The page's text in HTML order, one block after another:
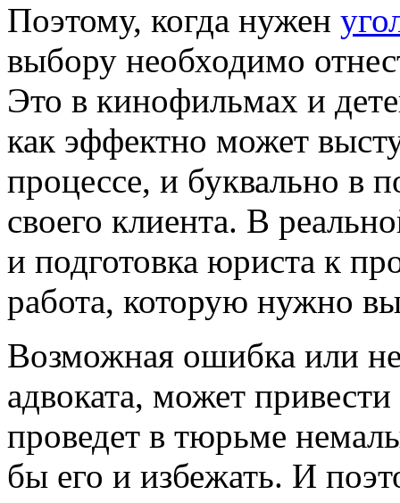
Поэтому, когда нужен
выбору необходимо
Это в кинофильмах и
как эффектно может
процессе, и буквально в
своего клиента. В
и подготовка юриста к
работа, которую нужно
Возможная ошибка или
адвоката, может
проведет в тюрьме
бы его и избежать. И